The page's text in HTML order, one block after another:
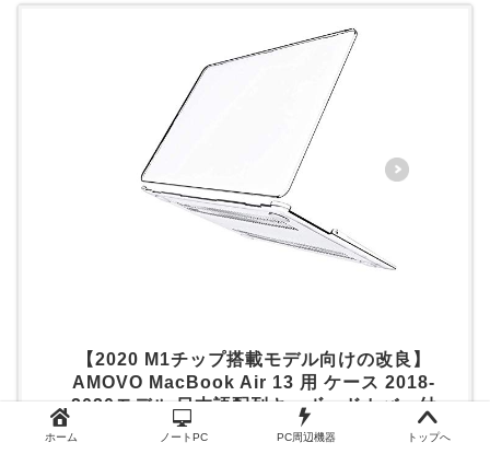
【2020 M1チップ搭載モデル向けの改良】
AMOVO MacBook Air 13 用 ケース 2018-
2020モデル 日本語配列キーボードカバー付
(A2179) MacBook Air 13インチ 用 Retina
ホーム ノートPC PC周辺機器 トップへ